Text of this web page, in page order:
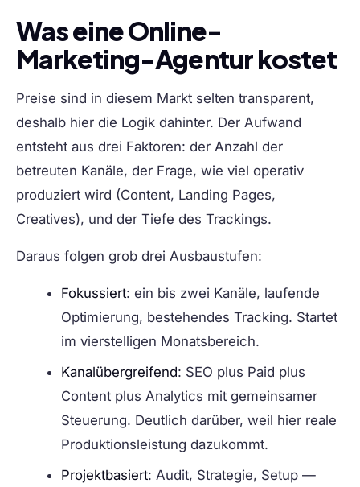
Was eine Online-
Marketing-Agentur kostet
Preise sind in diesem Markt selten transparent,
deshalb hier die Logik dahinter. Der Aufwand
entsteht aus drei Faktoren: der Anzahl der
betreuten Kanäle, der Frage, wie viel operativ
produziert wird (Content, Landing Pages,
Creatives), und der Tiefe des Trackings.
Daraus folgen grob drei Ausbaustufen:
Fokussiert: ein bis zwei Kanäle, laufende
Optimierung, bestehendes Tracking. Startet
im vierstelligen Monatsbereich.
Kanalübergreifend: SEO plus Paid plus
Content plus Analytics mit gemeinsamer
Steuerung. Deutlich darüber, weil hier reale
Produktionsleistung dazukommt.
Projektbasiert: Audit, Strategie, Setup —